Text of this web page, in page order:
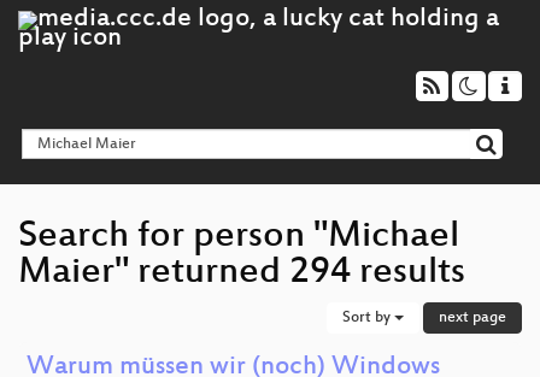
Search for person "Michael
Maier" returned 294 results
Sort by next page
Warum müssen wir (noch) Windows